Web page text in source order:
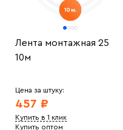
Лента монтажная 25
10м
Цена за штуку:
457 ₽
Купить в 1 клик
Купить оптом